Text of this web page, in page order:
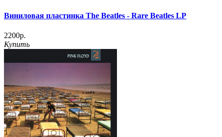
Виниловая пластинка The Beatles - Rare Beatles LP
2200р.
Купить